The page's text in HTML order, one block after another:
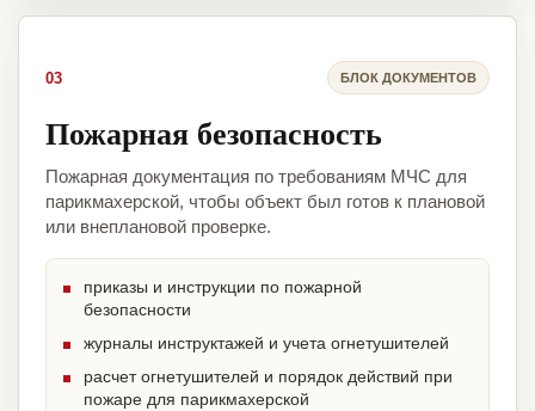
03 БЛОК ДОКУМЕНТОВ
Пожарная безопасность
Пожарная документация по требованиям МЧС для
парикмахерской, чтобы объект был готов к плановой
или внеплановой проверке.
приказы и инструкции по пожарной
безопасности
журналы инструктажей и учета огнетушителей
расчет огнетушителей и порядок действий при
пожаре для парикмахерской